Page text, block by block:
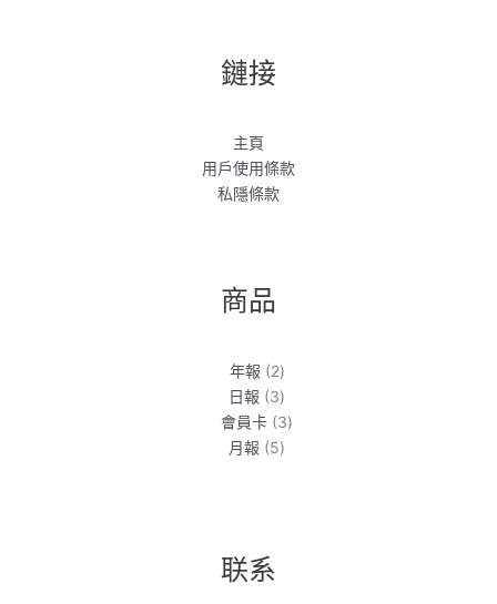
鏈接
主頁
用戶使用條款
私隱條款
商品
年報 22
個
產
品
日報 33
個
產
會員卡 33
月報 55
联系